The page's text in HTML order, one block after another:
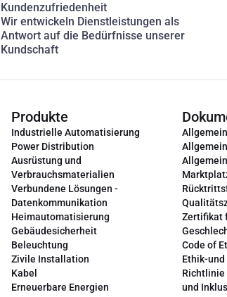
Kundenzufriedenheit
Wir entwickeln Dienstleistungen als
Antwort auf die Bedürfnisse unserer
Kundschaft
Produkte
Industrielle Automatisierung
Power Distribution
Ausrüstung und
Verbrauchsmaterialien
Verbundene Lösungen -
Datenkommunikation
Heimautomatisierung
Gebäudesicherheit
Beleuchtung
Zivile Installation
Kabel
Erneuerbare Energien
Zertifikat
Code of
Ethik-
und